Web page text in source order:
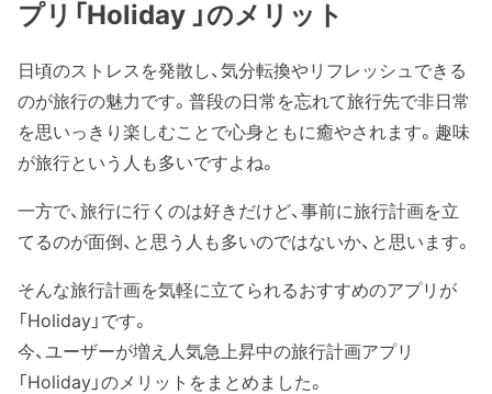
プリ「Holiday 」のメリット
日頃のストレスを発散し、気分転換やリフレッシュできる
のが旅行の魅力です。普段の日常を忘れて旅行先で非日常
を思いっきり楽しむことで心身ともに癒やされます。趣味
が旅行という人も多いですよね。
一方で、旅行に行くのは好きだけど、事前に旅行計画を立
てるのが面倒、と思う人も多いのではないか、と思います。
そんな旅行計画を気軽に立てられるおすすめのアプリが
「Holiday」です。
今、ユーザーが増え人気急上昇中の旅行計画アプリ
「Holiday」のメリットをまとめました。